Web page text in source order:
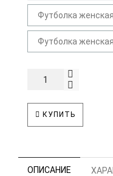
Футболка
Футболка
КУПИТЬ
ОПИСАНИЕ